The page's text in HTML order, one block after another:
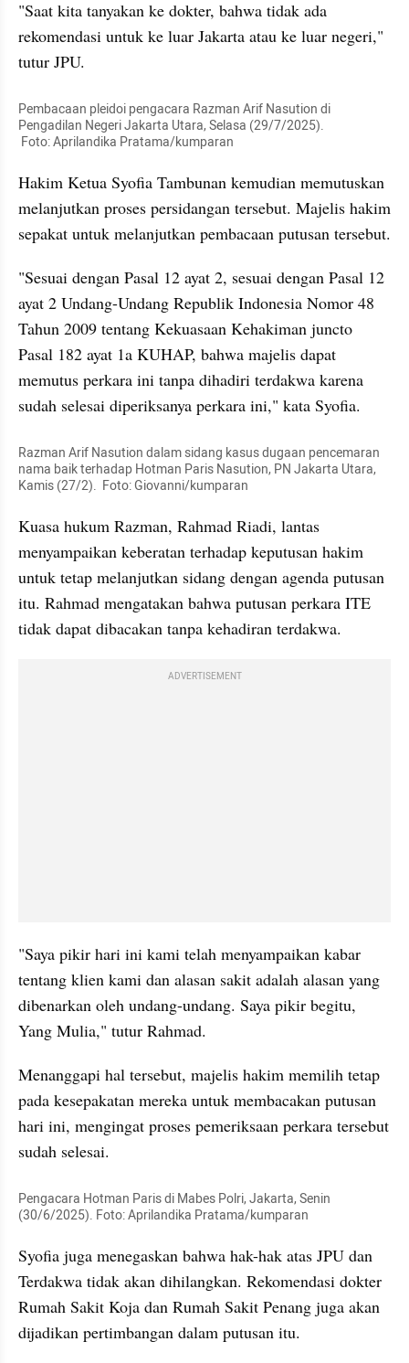
"Saat kita tanyakan ke dokter, bahwa tidak ada
rekomendasi untuk ke luar Jakarta atau ke luar negeri,"
tutur JPU.
Pembacaan pleidoi pengacara Razman Arif Nasution di
Pengadilan Negeri Jakarta Utara, Selasa (29/7/2025).
Foto: Aprilandika Pratama/kumparan
Hakim Ketua Syofia Tambunan kemudian memutuskan
melanjutkan proses persidangan tersebut. Majelis hakim
sepakat untuk melanjutkan pembacaan putusan tersebut.
"Sesuai dengan Pasal 12 ayat 2, sesuai dengan Pasal 12
ayat 2 Undang-Undang Republik Indonesia Nomor 48
Tahun 2009 tentang Kekuasaan Kehakiman juncto
Pasal 182 ayat 1a KUHAP, bahwa majelis dapat
memutus perkara ini tanpa dihadiri terdakwa karena
sudah selesai diperiksanya perkara ini," kata Syofia.
Razman Arif Nasution dalam sidang kasus dugaan pencemaran
nama baik terhadap Hotman Paris Nasution, PN Jakarta Utara,
Kamis (27/2).  Foto: Giovanni/kumparan
Kuasa hukum Razman, Rahmad Riadi, lantas
menyampaikan keberatan terhadap keputusan hakim
untuk tetap melanjutkan sidang dengan agenda putusan
itu. Rahmad mengatakan bahwa putusan perkara ITE
tidak dapat dibacakan tanpa kehadiran terdakwa.
ADVERTISEMENT
"Saya pikir hari ini kami telah menyampaikan kabar
tentang klien kami dan alasan sakit adalah alasan yang
dibenarkan oleh undang-undang. Saya pikir begitu,
Yang Mulia," tutur Rahmad.
Menanggapi hal tersebut, majelis hakim memilih tetap
pada kesepakatan mereka untuk membacakan putusan
hari ini, mengingat proses pemeriksaan perkara tersebut
sudah selesai.
Pengacara Hotman Paris di Mabes Polri, Jakarta, Senin
(30/6/2025). Foto: Aprilandika Pratama/kumparan
Syofia juga menegaskan bahwa hak-hak atas JPU dan
Terdakwa tidak akan dihilangkan. Rekomendasi dokter
Rumah Sakit Koja dan Rumah Sakit Penang juga akan
dijadikan pertimbangan dalam putusan itu.